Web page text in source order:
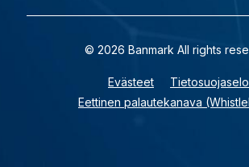
© 2026 Banmark All rights
Evästeet
Eettinen palautekanava